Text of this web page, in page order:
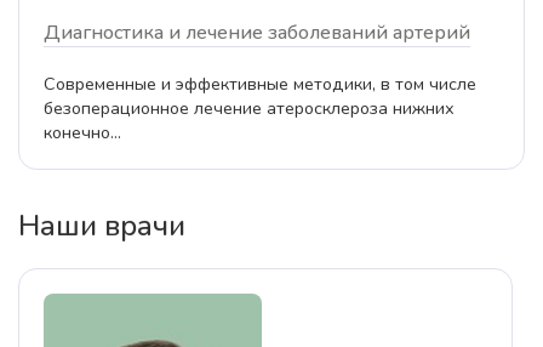
Диагностика и лечение заболеваний артерий
Современные и эффективные методики, в том числе
безоперационное лечение атеросклероза нижних
конечно...
Наши врачи